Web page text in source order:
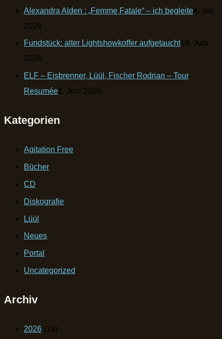
Alexandra Alden : „Femme Fatale“ – ich begleite4. Juli
2026
Fundstück: alter Lightshowkoffer aufgetaucht14. Juni
2026
ELF – Eisbrenner, Lüül, Fischer Rodrian – Tour
Resumée1. Juni 2026
Kategorien
Agitation Free
Bücher
CD
Diskografie
Lüül
Neues
Portal
Uncategorized
Archiv
2026 (13)